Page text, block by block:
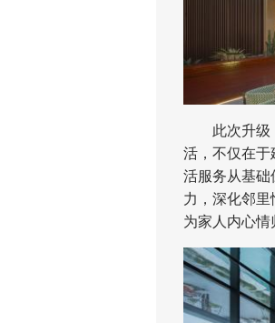
此次升级，
活，不仅在于
活服务从基
力，深化邻
为家人内心情